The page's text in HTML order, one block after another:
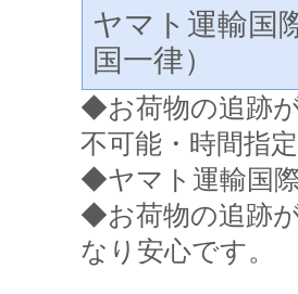
ヤマト運輸国
国一律）
◆お荷物の追跡
不可能・時間指
◆ヤマト運輸国
◆お荷物の追跡
なり安心です。